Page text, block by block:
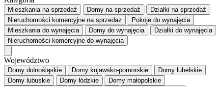
Mieszkaniana sprzedaż Domy na sprzedaż Działki na sprzedaż
Nieruchomości komercyjne na sprzedaż Pokoje do wynajęcia
Mieszkaniado wynajęcia Domy do wynajęcia Działki do wynajęcia
Nieruchomości komercyjne do wynajęcia
Województwo
Domy dolnośląskie Domy kujawsko-pomorskie
Domy lubelskie
Domy lubuskie
Domy łódzkie
Domy małopolskie